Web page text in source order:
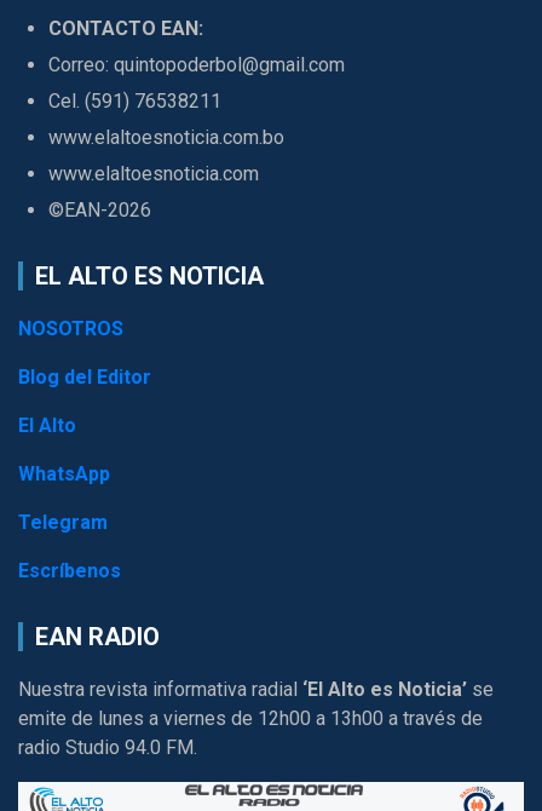
CONTACTO EAN:
Correo: quintopoderbol@gmail.com
Cel. (591) 76538211
www.elaltoesnoticia.com.bo
www.elaltoesnoticia.com
©EAN-2026
EL ALTO ES NOTICIA
NOSOTROS
Blog del Editor
El Alto
WhatsApp
Telegram
Escríbenos
EAN RADIO
Nuestra revista informativa radial ‘El Alto es Noticia’ se
emite de lunes a viernes de 12h00 a 13h00 a través de
radio Studio 94.0 FM.